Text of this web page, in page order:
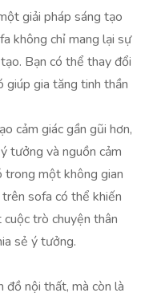
giải pháp sáng tạo
không chỉ mang lại sự
Bạn có thể thay đổi
gia tăng tinh thần
cảm giác gần gũi hơn,
tưởng và nguồn cảm
trong một không gian
sofa có thể khiến
trò chuyện thân
sẻ ý tưởng.
đồ nội thất, mà còn là